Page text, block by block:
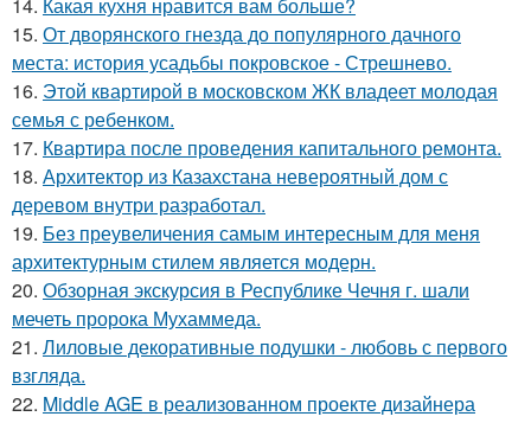
14. Какая кухня нравится вам больше?
15. От дворянского гнезда до популярного дачного
места: история усадьбы покровское - Стрешнево.
16. Этой квартирой в московском ЖК владеет молодая
семья с ребенком.
17. Квартира после проведения капитального ремонта.
18. Архитектор из Казахстана невероятный дом с
деревом внутри разработал.
19. Без преувеличения самым интересным для меня
архитектурным стилем является модерн.
20. Обзорная экскурсия в Республике Чечня г. шали
мечеть пророка Мухаммеда.
21. Лиловые декоративные подушки - любовь с первого
взгляда.
22. Middle AGE в реализованном проекте дизайнера